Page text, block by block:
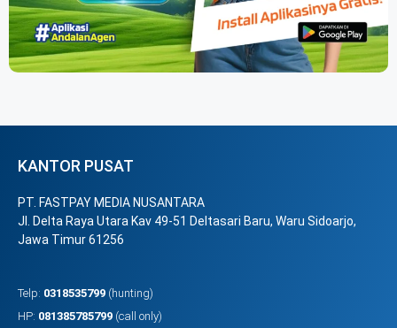
KANTOR PUSAT
PT. FASTPAY MEDIA NUSANTARA
Jl. Delta Raya Utara Kav 49-51 Deltasari Baru, Waru Sidoarjo,
Jawa Timur 61256
Telp: 0318535799 (hunting)
HP: 081385785799 (call only)